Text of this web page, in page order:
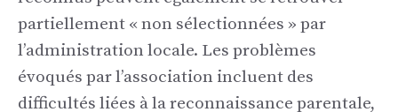
partiellement « non sélectionnées » par
l’administration locale. Les problèmes
évoqués par l’association incluent des
difficultés liées à la reconnaissance parentale,